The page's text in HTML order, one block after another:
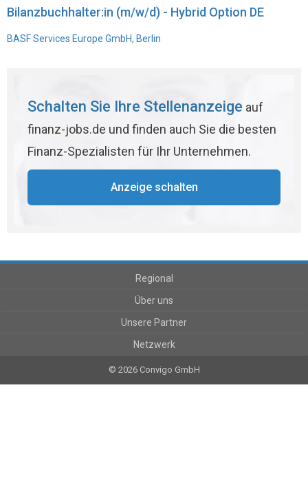
Bilanzbuchhalter:in (m/w/d) - Hybrid Option DE
BASF Services Europe GmbH, Berlin
Schalten Sie Ihre Stellenanzeige auf
finanz-jobs.de und finden auch Sie die besten
Finanz-Spezialisten für Ihr Unternehmen.
Anzeige schalten
Regional
Über uns
Unsere Partner
Netzwerk
© 2026 Convigo GmbH